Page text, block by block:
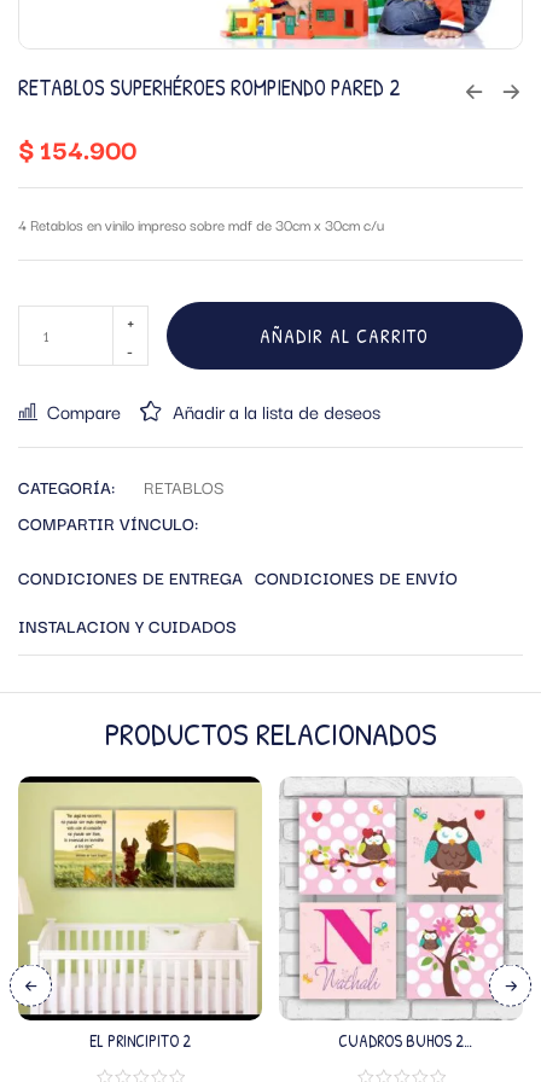
RETABLOS SUPERHÉROES ROMPIENDO PARED 2
$154.900
4 Retablos en vinilo impreso sobre mdf de 30cm x 30cm c/u
AÑADIR AL CARRITO
Compare Añadir a la lista de deseos
CATEGORÍA:
RETABLOS
COMPARTIR VÍNCULO:
CONDICIONES DE ENTREGA CONDICIONES DE ENVÍO
INSTALACION Y CUIDADOS
PRODUCTOS RELACIONADOS
EL PRINCIPITO 2
CUADROS BUHOS 2